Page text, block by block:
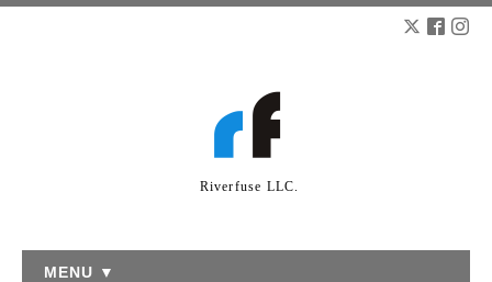
Riverfuse LLC.
MENU ▼